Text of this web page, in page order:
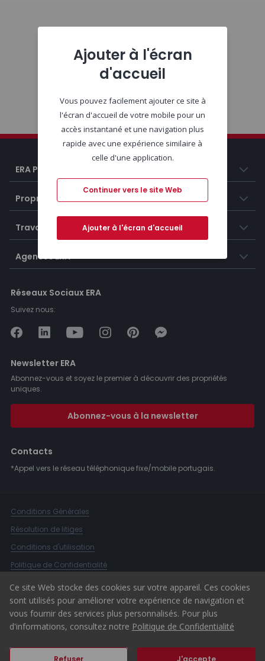
ERA Portugal
Propriétés
Travailler chez ERA
Agences ERA
Réseaux Sociaux ERA
Suivez nous:
Newsletter ERA
Abonnez-vous et soyez le premier à découvrir des propriétés
uniques.
Abonnez-vous à la newsletter
Contacts
*Appel vers le réseau téléphonique fixe/mobile portugais.
Conditions Générales
Résolution de litiges
Conditions d'utilisation
Politique de Confidentialité
Livre de Réclamations
Canal d'alerte
© 2026 ERA Portugal
Ce site Web stocke des cookies sur votre appareil. Ces cookies
sont utilisés pour améliorer votre expérience de navigation et
vous fournir des services plus personnalisés. Pour plus
d'informations, consultez notre Politique de Confidentialité
Refuser J'accepte
Ajouter à l'écran
d'accueil
Vous pouvez facilement ajouter ce site à
l'écran d'accueil de votre mobile pour un
accès instantané et une navigation plus
rapide avec une expérience similaire à
celle d'une application.
Continuer vers le site Web
Ajouter à l'écran d'accueil